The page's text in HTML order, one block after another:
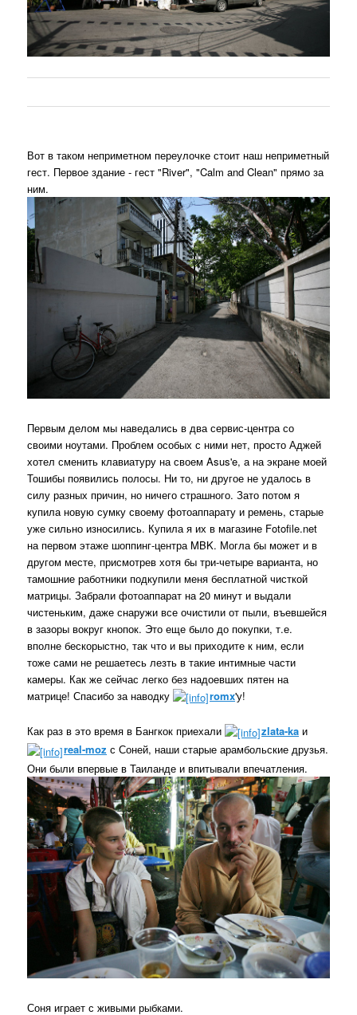
Вот в таком неприметном переулочке стоит наш неприметный
гест. Первое здание - гест "River", "Calm and Clean" прямо за
ним.
Первым делом мы наведались в два сервис-центра со
своими ноутами. Проблем особых с ними нет, просто Аджей
хотел сменить клавиатуру на своем Asus'e, а на экране моей
Тошибы появились полосы. Ни то, ни другое не удалось в
силу разных причин, но ничего страшного. Зато потом я
купила новую сумку своему фотоаппарату и ремень, старые
уже сильно износились. Купила я их в магазине Fotofile.net
на первом этаже шоппинг-центра MBK. Могла бы может и в
другом месте, присмотрев хотя бы три-четыре варианта, но
тамошние работники подкупили меня бесплатной чисткой
матрицы. Забрали фотоаппарат на 20 минут и выдали
чистеньким, даже снаружи все очистили от пыли, въевшейся
в зазоры вокруг кнопок. Это еще было до покупки, т.е.
вполне бескорыстно, так что и вы приходите к ним, если
тоже сами не решаетесь лезть в такие интимные части
камеры. Как же сейчас легко без надоевших пятен на
матрице! Спасибо за наводку
romx'у!
Как раз в это время в Бангкок приехали zlata-ka и
real-moz с Соней, наши старые арамбольские друзья.
Они были впервые в Таиланде и впитывали впечатления.
Соня играет с живыми рыбками.